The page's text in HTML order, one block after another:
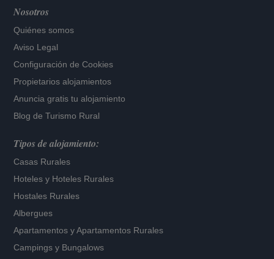
Nosotros
Quiénes somos
Aviso Legal
Configuración de Cookies
Propietarios alojamientos
Anuncia gratis tu alojamiento
Blog de Turismo Rural
Tipos de alojamiento:
Casas Rurales
Hoteles y Hoteles Rurales
Hostales Rurales
Albergues
Apartamentos yApartamentos Rurales
Campings y Bungalows